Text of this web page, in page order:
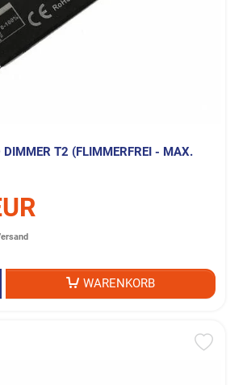
DIMMER T2 (FLIMMERFREI - MAX.
WARENKORB